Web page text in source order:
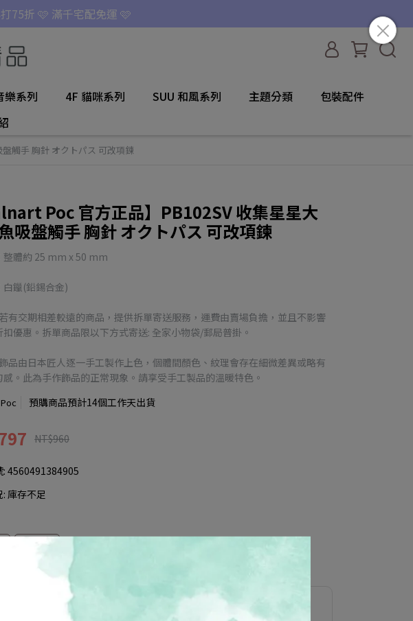
75折 🩷 滿千宅配免運 🩷
樂系列 4F 貓咪系列 SUU 和風系列 主題分類
包裝配件
觸手 胸針 オクトパス 可改項鍊
Poc 官方正品】PB102SV 收集星星大
吸盤觸手 胸針 オクトパス 可改項鍊
整體約 25 mm x 50 mm
白鑞(鉛錫合金)
有交期相差較遠的商品，提供拆單寄送服務，運費由賣場負擔，並且不影響
扣優惠。拆單商品限以下方式寄送: 全家小物袋/郵局普掛。
品由日本匠人逐一手工製作上色，個體間顏色、紋理會存在細微差異或略有
感。此為手作飾品的正常現象。請享受手工製品的溫暖特色。
預購商品預計14個工作天出貨
NT$960
:4560491384905
:庫存不足
預購
參與的優惠活動